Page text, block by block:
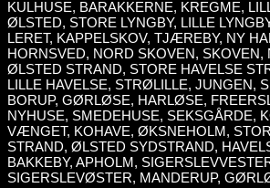
KULHUSE, BARAKKERNE, KREGME,
ØLSTED, STORE LYNGBY, LILLE
LERET, KAPPELSKOV, TJÆREBY, NY
HORNSVED, NORD SKOVEN, SKOVEN,
ØLSTED STRAND, STORE HAVELSE
LILLE HAVELSE, STRØLILLE, JUNGEN,
BORUP, GØRLØSE, HARLØSE,
NYHUSE, SMEDEHUSE, SEKSGÅRDE,
VÆNGET, KOHAVE, ØKSNEHOLM,
STRAND, ØLSTED SYDSTRAND,
BAKKEBY, APHOLM,
SIGERSLEVØSTER, MANDERUP,